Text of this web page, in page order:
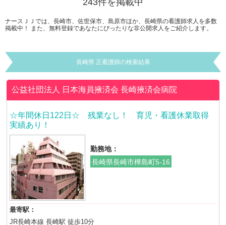
243件を掲載中
ナースＪＪでは、長崎市、佐世保市、島原市ほか、長崎県の看護師求人を多数
掲載中！ また、無料登録であなたにぴったりな非公開求人をご紹介します。
長崎県 正看護師の検索結果
公益社団法人 日本海員掖済会長崎掖済会病院
☆年間休日122日☆ 残業なし！ 育児・看護休業取得
実績あり！
勤務地：
長崎県長崎市樺島町5-16
最寄駅：
JR長崎本線 長崎駅 徒歩10分